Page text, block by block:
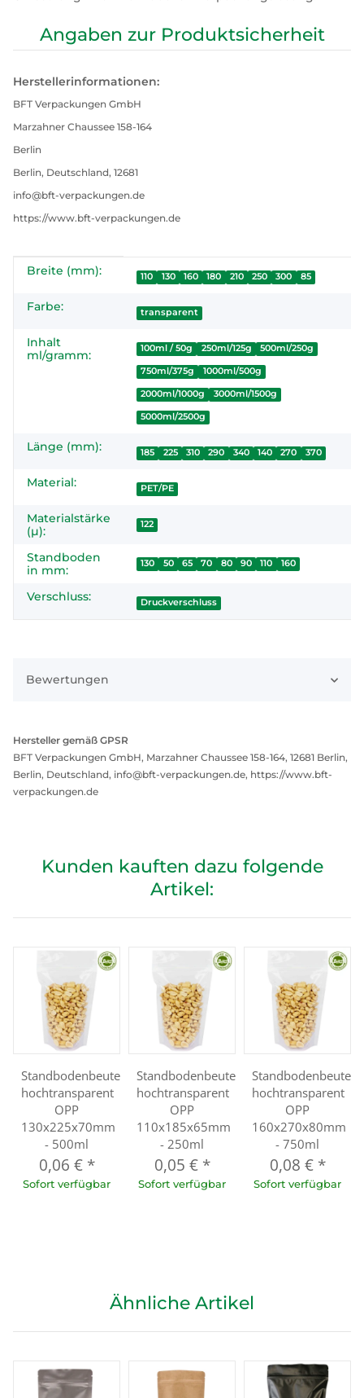
Angaben zur Produktsicherheit
Herstellerinformationen:
BFT Verpackungen GmbH
Marzahner Chaussee 158-164
Berlin
Berlin, Deutschland, 12681
info@bft-verpackungen.de
https://www.bft-verpackungen.de
Produkteigenschaft
Wert
Breite (mm): 110 130 160 180 210 250 300 85
Farbe: transparent
Inhalt
ml/gramm:
100ml / 50g 250ml/125g 500ml/250g
750ml/375g 1000ml/500g
2000ml/1000g 3000ml/1500g
5000ml/2500g
Länge (mm): 185 225 310 290 340 140 270 370
Material: PET/PE
Materialstärke
(µ):
122
Standboden
in mm:
130 50 65 70 80 90 110 160
Verschluss: Druckverschluss
Bewertungen
Hersteller gemäß GPSR
BFT Verpackungen GmbH, Marzahner Chaussee 158-164, 12681 Berlin,
Berlin, Deutschland, info@bft-verpackungen.de, https://www.bft-
verpackungen.de
Kunden kauften dazu folgende
Artikel:
Standbodenbeutel
hochtransparent
OPP
130x225x70mm
- 500ml
0,06 € *
Sofort verfügbar
Standbodenbeutel
hochtransparent
OPP
110x185x65mm
- 250ml
0,05 € *
Sofort verfügbar
Standbodenbeutel
hochtransparent
OPP
160x270x80mm
- 750ml
0,08 € *
Sofort verfügbar
Ähnliche Artikel